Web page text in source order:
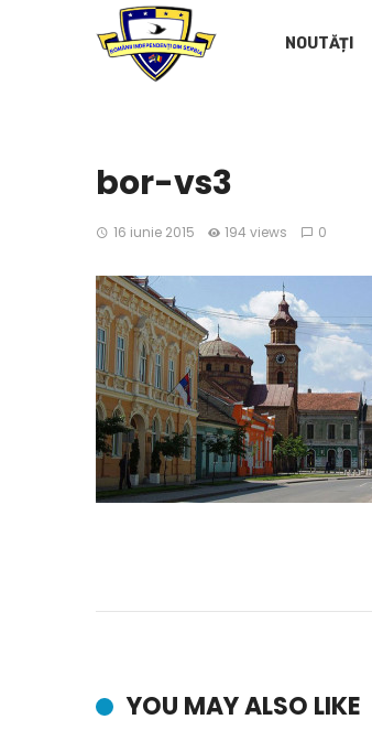
NOUTĂȚI
bor-vs3
16 iunie 2015 194 views 0
YOU MAY ALSO LIKE